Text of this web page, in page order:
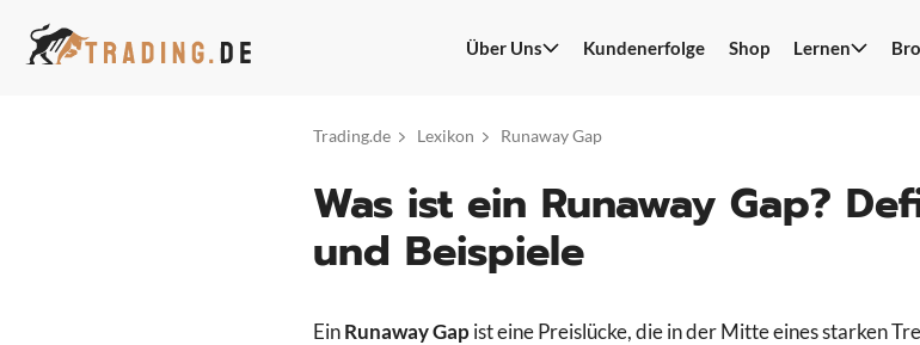
Inhalt
Über Uns Kundenerfolge Shop Lernen
Trading.de Lexikon Runaway Gap
Was ist ein Runaway Gap?
und Beispiele
EinRunaway Gapist eine Preislücke, die in der Mitte eines starken